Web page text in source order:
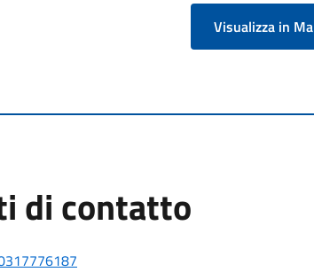
Visualizza in
di contatto